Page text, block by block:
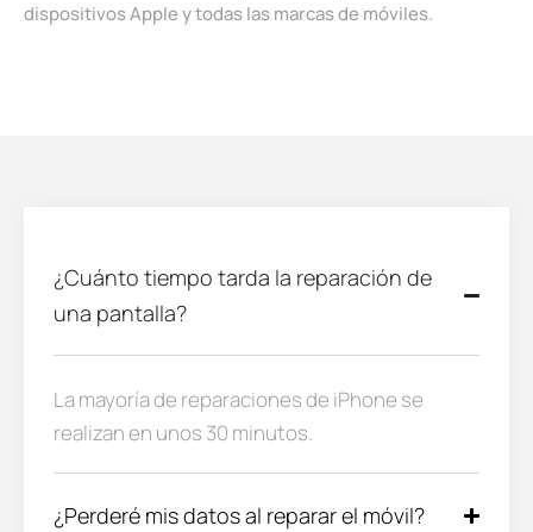
dispositivos Apple y todas las marcas de móviles.
¿Cuánto tiempo tarda la reparación de
una pantalla?
La mayoría de reparaciones de iPhone se
realizan en unos 30 minutos.
¿Perderé mis datos al reparar el móvil?